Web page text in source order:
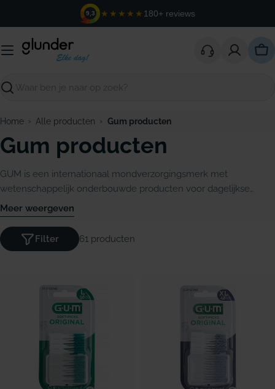
inhoud
9,3 ★★★★★ 180+ reviews
Zoeken
Home › Alle producten › Gum producten
Gum producten
GUM is een internationaal mondverzorgingsmerk met
wetenschappelijk onderbouwde producten voor dagelijkse
preventie en specifieke behoeften. Bij Glunder vind je de
volledige GUM-lijn: van tandenborstels en ragers tot tandpasta's,
mondwater en de Hydral-lijn voor droge mond.
Meer weergeven
61 producten
Filter